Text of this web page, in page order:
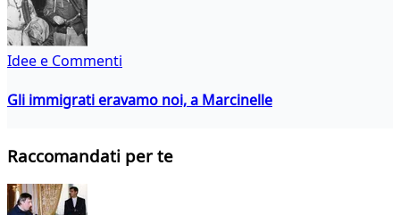
Idee e Commenti
Gli immigrati eravamo noi, a Marcinelle
Raccomandati per te